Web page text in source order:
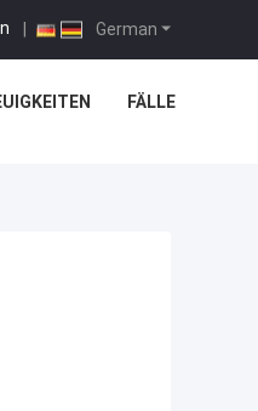
German
|
FÄLLE